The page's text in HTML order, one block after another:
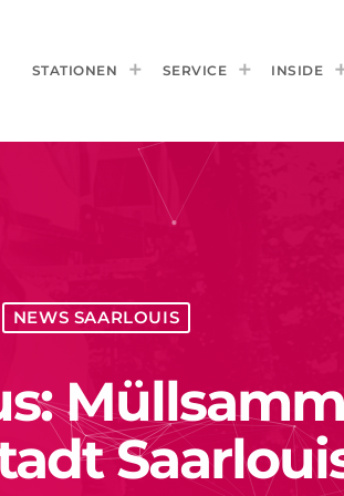
STATIONEN SERVICE INSIDE
NEWS SAARLOUIS